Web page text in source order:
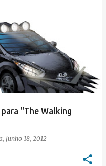
"The Walking
junho 18, 2012